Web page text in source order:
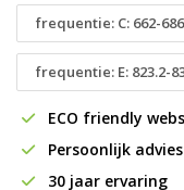
frequentie: C: 662-
frequentie: E: 823.2-
ECO friendly
Persoonlijk advies
30 jaar ervaring